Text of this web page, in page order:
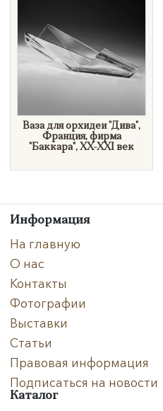
Ваза для орхидеи "Дива",
Франция, фирма
"Баккара", XX-XXI век
Информация
На главную
О нас
Контакты
Фотографии
Выставки
Статьи
Правовая информация
Подписаться на новости
Каталог